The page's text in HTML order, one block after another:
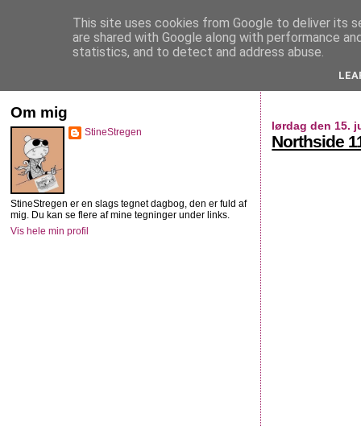
StineStregen
lørdag den 15.
Northside
Om mig
StineStregen
StineStregen er en slags tegnet dagbog, den er fuld af
mig. Du kan se flere af mine tegninger under links.
Vis hele min profil
This site uses cookies from Google to deliver its
are shared with Google along with performance
statistics, and to detect and address abuse.